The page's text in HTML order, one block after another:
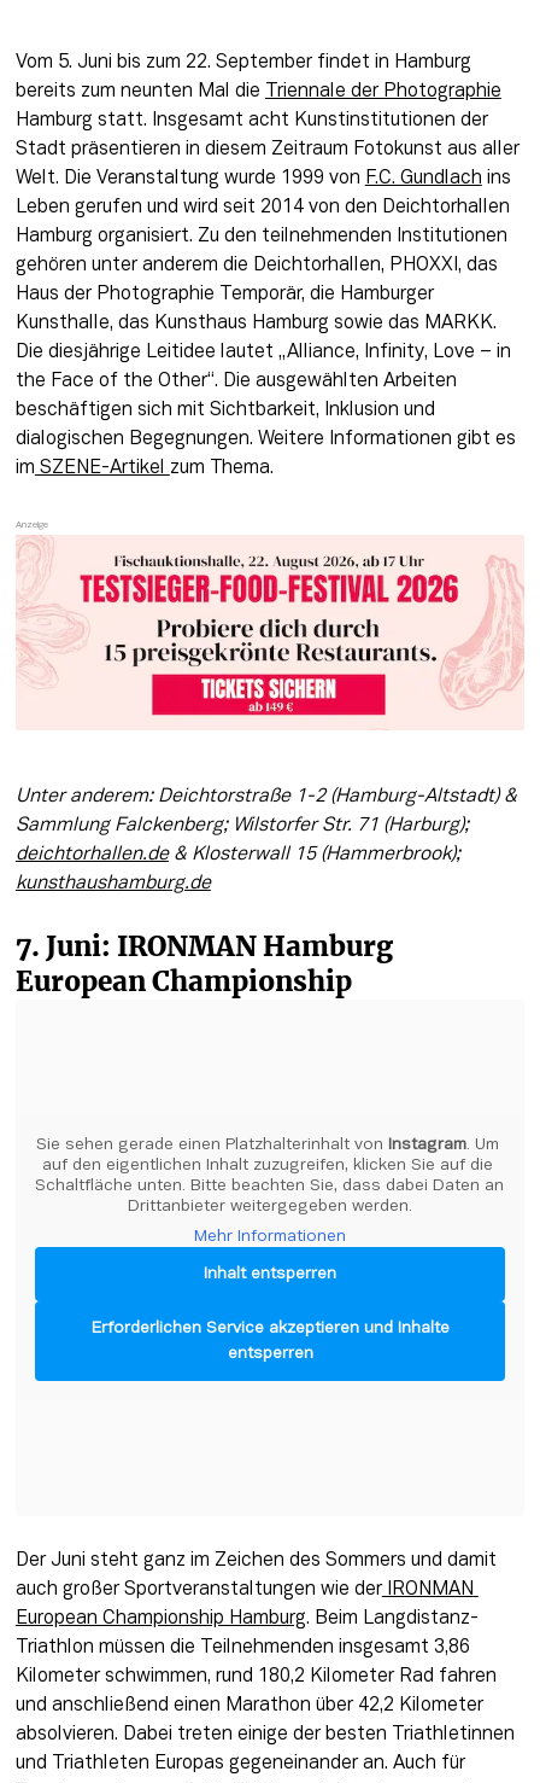
Vom 5. Juni bis zum 22. September findet in Hamburg
bereits zum neunten Mal die
Triennale der Photographie
Hamburg statt. Insgesamt acht Kunstinstitutionen der
Stadt präsentieren in diesem Zeitraum Fotokunst aus aller
Welt. Die Veranstaltung wurde 1999 von F.C. Gundlach ins
Leben gerufen und wird seit 2014 von den Deichtorhallen
Hamburg organisiert. Zu den teilnehmenden Institutionen
gehören unter anderem die Deichtorhallen, PHOXXI, das
Haus der Photographie Temporär, die Hamburger
Kunsthalle, das Kunsthaus Hamburg sowie das MARKK.
Die diesjährige Leitidee lautet „Alliance, Infinity, Love – in
the Face of the Other“. Die ausgewählten Arbeiten
beschäftigen sich mit Sichtbarkeit, Inklusion und
dialogischen Begegnungen. Weitere Informationen gibt es
im SZENE-Artikel zum Thema.
Unter anderem: Deichtorstraße 1-2 (Hamburg-Altstadt) &
Sammlung Falckenberg; Wilstorfer Str. 71 (Harburg);
deichtorhallen.de
& Klosterwall 15 (Hammerbrook);
kunsthaushamburg.de
7. Juni: IRONMAN Hamburg
European Championship
Sie sehen gerade einen Platzhalterinhalt von Instagram . Um
auf den eigentlichen Inhalt zuzugreifen, klicken Sie auf die
Schaltfläche unten. Bitte beachten Sie, dass dabei Daten an
Drittanbieter weitergegeben werden.
Mehr Informationen
Inhalt entsperren
Erforderlichen Service akzeptieren und Inhalte
entsperren
Der Juni steht ganz im Zeichen des Sommers und damit
auch großer Sportveranstaltungen wie der IRONMAN
European Championship Hamburg. Beim Langdistanz-
Triathlon müssen die Teilnehmenden insgesamt 3,86
Kilometer schwimmen, rund 180,2 Kilometer Rad fahren
und anschließend einen Marathon über 42,2 Kilometer
absolvieren. Dabei treten einige der besten Triathletinnen
und Triathleten Europas gegeneinander an. Auch für